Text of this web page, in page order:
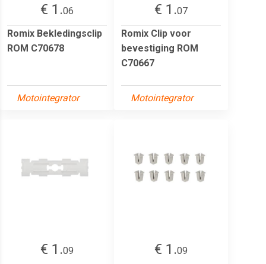
€ 1.06
Romix Bekledingsclip
ROM C70678
Motointegrator
€ 1.07
Romix Clip voor
bevestiging ROM
C70667
Motointegrator
€ 1.09
€ 1.09